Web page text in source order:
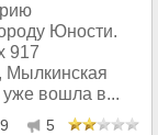
Юности.
917
Мылкинская
вошла в...
5